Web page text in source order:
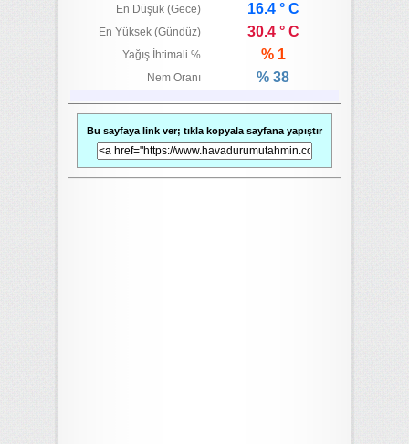
En Düşük (Gece)
16.4 ° C
En Yüksek (Gündüz) 30.4 ° C
Yağış İhtimali % % 1
Nem Oranı % 38
Bu sayfaya link ver; tıkla kopyala sayfana yapıştır